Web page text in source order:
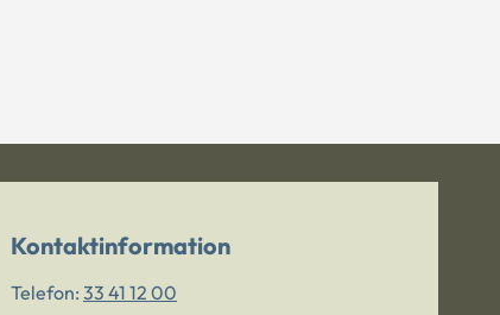
Kontaktinformation
Telefon: 33 41 12 00